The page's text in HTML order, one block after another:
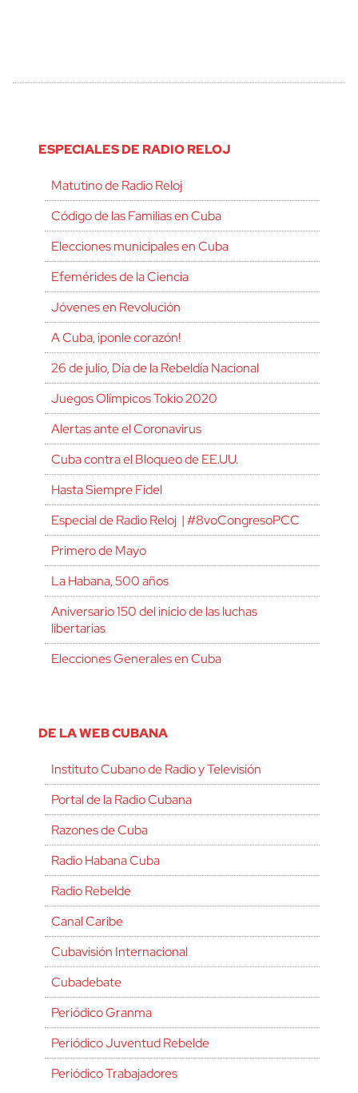
ESPECIALES DE RADIO RELOJ
Matutino de Radio Reloj
Código de las Familias en Cuba
Elecciones municipales en Cuba
Efemérides de la Ciencia
Jóvenes en Revolución
A Cuba, ¡ponle corazón!
26 de julio, Día de la Rebeldía Nacional
Juegos Olímpicos Tokio 2020
Alertas ante el Coronavirus
Cuba contra el Bloqueo de EE.UU.
Hasta Siempre Fidel
Especial de Radio Reloj | #8voCongresoPCC
Primero de Mayo
La Habana, 500 años
Aniversario 150 del inicio de las luchas
libertarias
Elecciones Generales en Cuba
DE LA WEB CUBANA
Instituto Cubano de Radio y Televisión
Portal de la Radio Cubana
Razones de Cuba
Radio Habana Cuba
Radio Rebelde
Canal Caribe
Cubavisión Internacional
Cubadebate
Periódico Granma
Periódico Juventud Rebelde
Periódico Trabajadores